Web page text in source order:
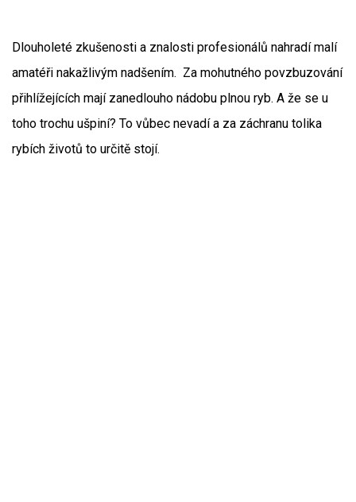
Dlouholeté zkušenosti a znalosti profesionálů nahradí malí
amatéři nakažlivým nadšením. Za mohutného povzbuzování
přihlížejících mají zanedlouho nádobu plnou ryb. A že se u
toho trochu ušpiní? To vůbec nevadí a za záchranu tolika
rybích životů to určitě stojí.